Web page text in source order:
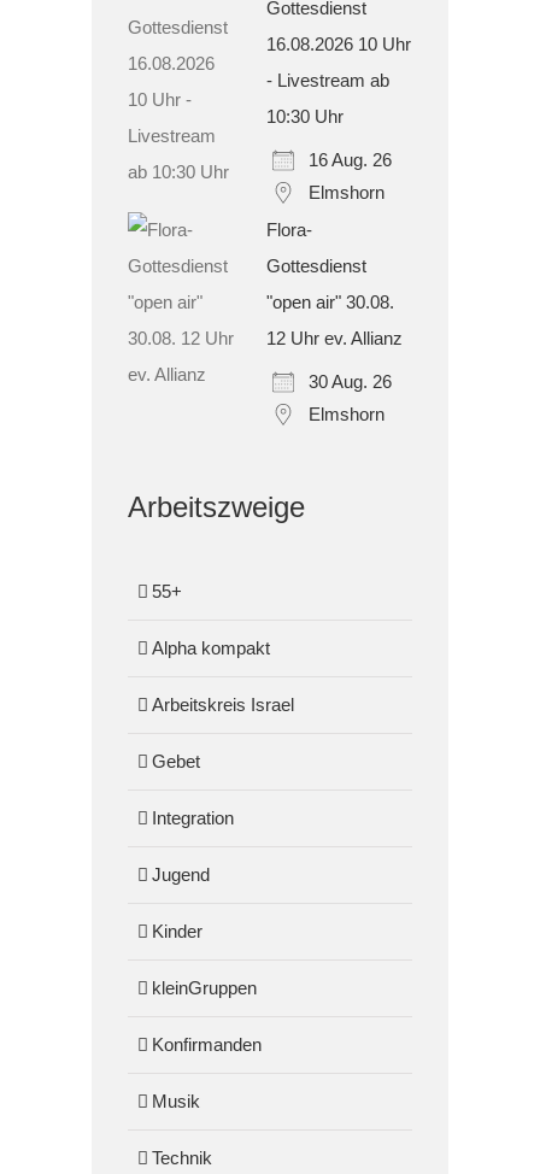
Gottesdienst
16.08.2026 10 Uhr
- Livestream ab
10:30 Uhr
16 Aug. 26
Elmshorn
Flora-
Gottesdienst
"open air" 30.08.
12 Uhr ev. Allianz
30 Aug. 26
Elmshorn
Arbeitszweige
55+
Alpha kompakt
Arbeitskreis Israel
Gebet
Integration
Jugend
Kinder
kleinGruppen
Konfirmanden
Musik
Technik